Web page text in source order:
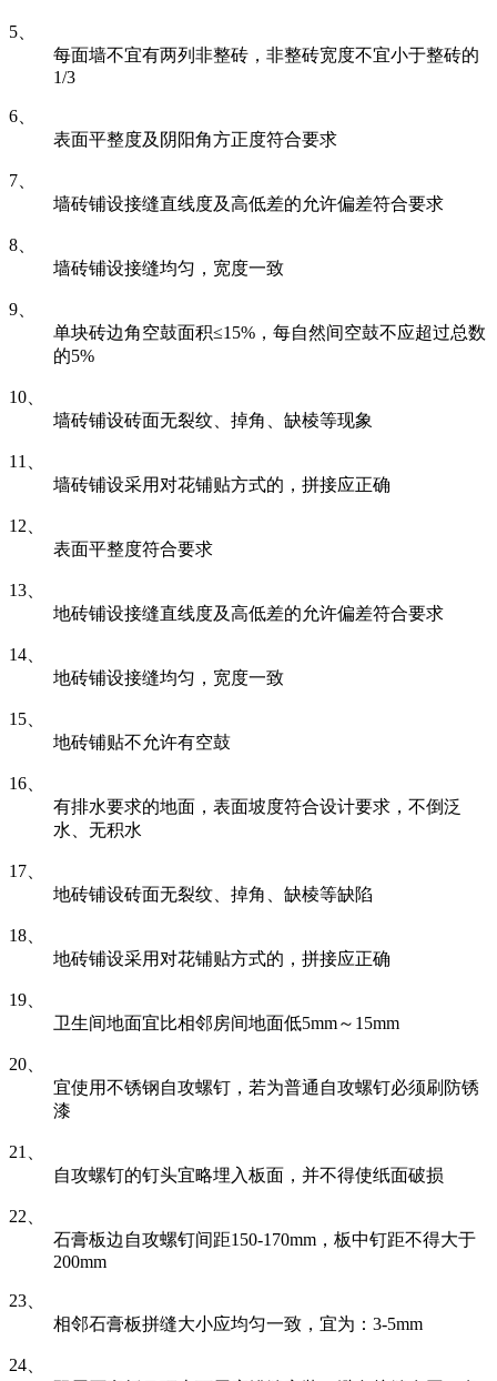
5、
每面墙不宜有两列非整砖，非整砖宽度不宜小于整砖的
1/3
6、
表面平整度及阴阳角方正度符合要求
7、
墙砖铺设接缝直线度及高低差的允许偏差符合要求
8、
墙砖铺设接缝均匀，宽度一致
9、
单块砖边角空鼓面积≤15%，每自然间空鼓不应超过总数
的5%
10、
墙砖铺设砖面无裂纹、掉角、缺棱等现象
11、
墙砖铺设采用对花铺贴方式的，拼接应正确
12、
表面平整度符合要求
13、
地砖铺设接缝直线度及高低差的允许偏差符合要求
14、
地砖铺设接缝均匀，宽度一致
15、
地砖铺贴不允许有空鼓
16、
有排水要求的地面，表面坡度符合设计要求，不倒泛
水、无积水
17、
地砖铺设砖面无裂纹、掉角、缺棱等缺陷
18、
地砖铺设采用对花铺贴方式的，拼接应正确
19、
卫生间地面宜比相邻房间地面低5mm～15mm
20、
宜使用不锈钢自攻螺钉，若为普通自攻螺钉必须刷防锈
漆
21、
自攻螺钉的钉头宜略埋入板面，并不得使纸面破损
22、
石膏板边自攻螺钉间距150-170mm，板中钉距不得大于
200mm
23、
相邻石膏板拼缝大小应均匀一致，宜为：3-5mm
24、